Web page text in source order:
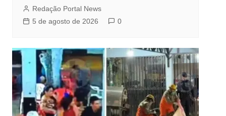
Redação Portal News
5 de agosto de 2026
0